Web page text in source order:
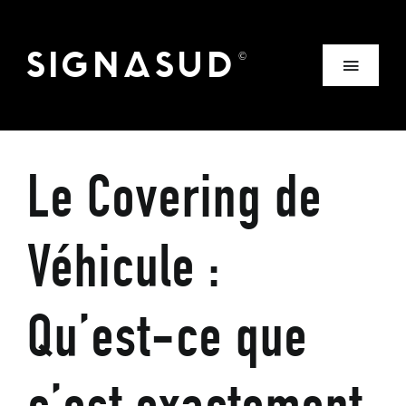
content
SIGNASUD ©
Toggle
SIGNASUD
NOS SOLUTIONS
NOS RÉALISATIONS
Le Covering de
Véhicule :
Qu’est-ce que